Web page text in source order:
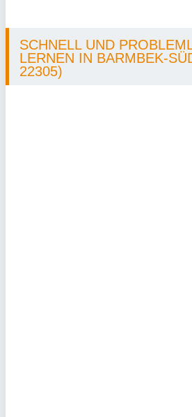
SCHNELL UND
LERNEN IN BARMBEK-
22305)